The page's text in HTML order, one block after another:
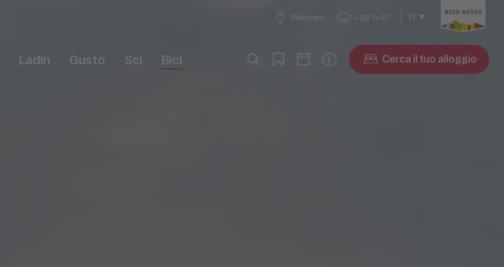
Webcam +28°/+15° IT
Ladin Gusto Sci Bici Cerca il tuo alloggio